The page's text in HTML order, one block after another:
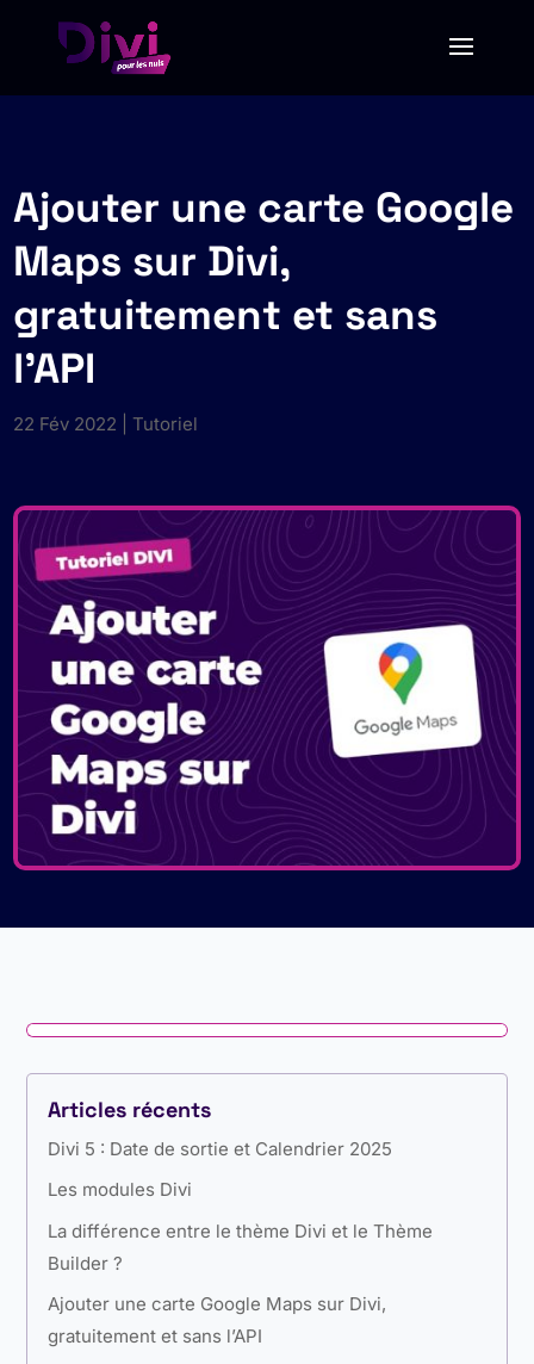
Ajouter une carte Google
Maps sur Divi,
gratuitement et sans
l’API
22 Fév 2022 |Tutoriel
Articles récents
Divi 5 : Date de sortie et Calendrier 2025
Les modules Divi
La différence entre le thème Divi et le Thème
Builder ?
Ajouter une carte Google Maps sur Divi,
gratuitement et sans l’API